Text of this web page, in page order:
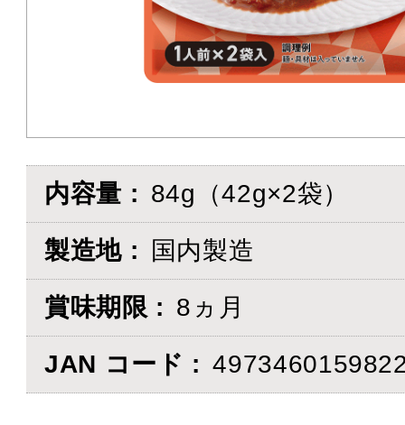
内容量 84g（42g×2袋）
製造地 国内製造
賞味期限 8ヵ月
JAN コード